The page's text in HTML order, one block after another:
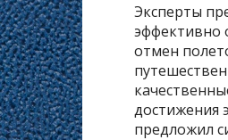
Эксперты
эффективно
отмен
достижения
предложил